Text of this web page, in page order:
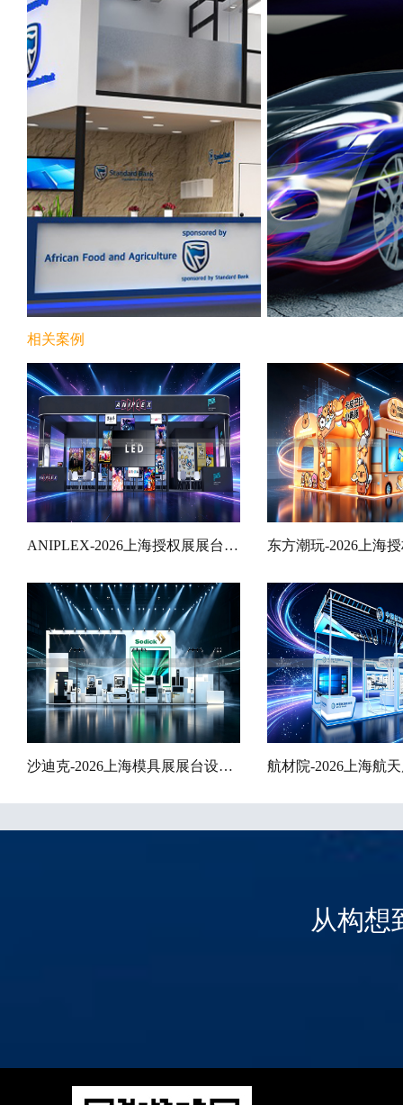
相关案例
ANIPLEX-2026上海授权展展台设计搭建案例
沙迪克-2026上海模具展展台设计搭建案例
从构想